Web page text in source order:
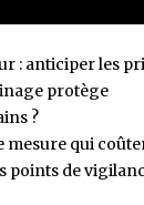
: anticiper les
protège
?
mesure qui
points de